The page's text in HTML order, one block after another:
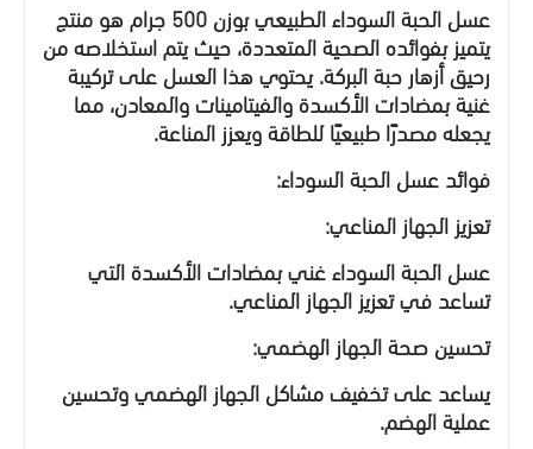
عسل الحبة السوداء الطبيعي بوزن 500 جرام
هو منتج
يتميز بفوائده الصحية المتعددة، حيث يتم استخلاصه من
رحيق أزهار حبة البركة. يحتوي هذا العسل على تركيبة
غنية بمضادات الأكسدة والفيتامينات والمعادن، مما
يجعله مصدرًا طبيعيًا للطاقة ويعزز المناعة.
فوائد عسل الحبة السوداء:
تعزيز الجهاز المناعي:
عسل الحبة السوداء غني بمضادات الأكسدة التي
تساعد في تعزيز الجهاز المناعي.
تحسين صحة الجهاز الهضمي:
يساعد على تخفيف مشاكل الجهاز الهضمي وتحسين
عملية الهضم.